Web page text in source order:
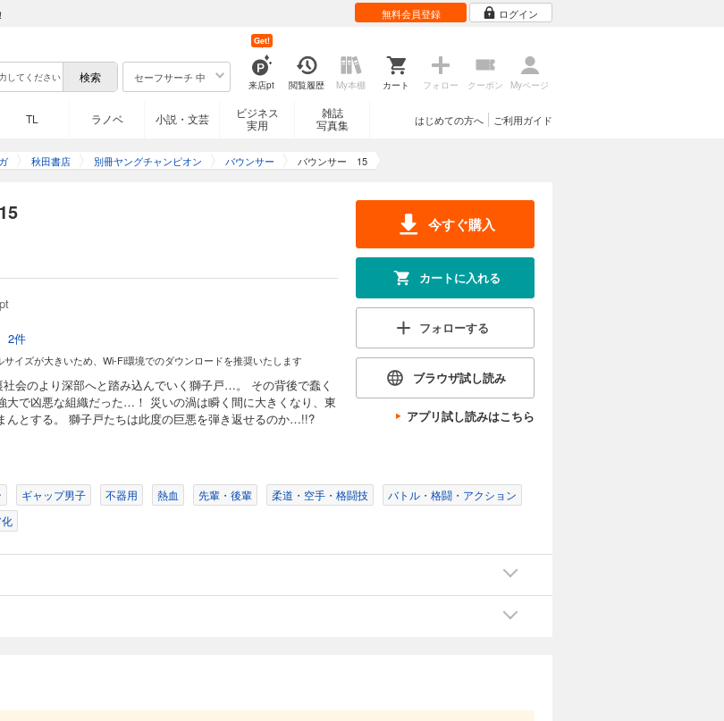
無料会員登録 ログイン
セーフサーチ 中
来店pt
Get!
閲覧履歴 My本棚 カート フォロー クーポン Myページ
TL ラノベ 小説・文芸
ビジネス
実用
雑誌
写真集
ご利用ガイド
はじめての方へ
秋田書店 別冊ヤングチャンピオン バウンサー バウンサー 15
pt
2件
イズが大きいため、Wi-Fi環境でのダウンロードを推奨いたします
会のより深部へと踏み込んでいく獅子戸…。 その背後で蠢く
大で凶悪な組織だった…！ 災いの渦は瞬く間に大きくなり、東
んとする。 獅子戸たちは此度の巨悪を弾き返せるのか…!!?
今すぐ購入
カートに入れる
フォローする
ブラウザ試し読み
アプリ試し読みはこちら
ギャップ男子 不器用 熱血 先輩・後輩 柔道・空手・格闘技
バトル・格闘・アクション
に「正社員」として東京フィストに入社した獅子戸丈一郎。「最強のバウ
た。正体不明の6人からの一方的暴行。東京フィスト・鶴見に限界が近づ
クラ」獅子戸丈一郎に再びの大試練!! 規格外の怪物達を「弾き返せ」る
カートに入れる
試し読み
戸。命懸けの戦いを繰り広げる最中、突如として東阿の様子が豹変…。そ
カートに入れる